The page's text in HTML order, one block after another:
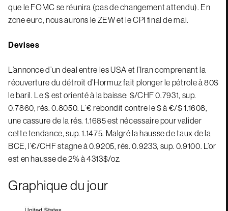
que le FOMC se réunira (pas de changement attendu). En
zone euro, nous aurons le ZEW et le CPI final de mai.
Devises
L’annonce d’un deal entre les USA et l’Iran comprenant la
réouverture du détroit d’Hormuz fait plonger le pétrole à 80$
le baril. Le $ est orienté à la baisse: $/CHF 0.7931, sup.
0.7860, rés. 0.8050. L’€ rebondit contre le $ à €/$ 1.1608,
une cassure de la rés. 1.1685 est nécessaire pour valider
cette tendance, sup. 1.1475. Malgré la hausse de taux de la
BCE, l’€/CHF stagne à 0.9205, rés. 0.9233, sup. 0.9100. L’or
est en hausse de 2% à 4313$/oz.
Graphique du jour